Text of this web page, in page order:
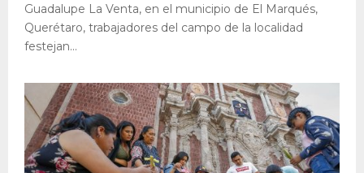
Guadalupe La Venta, en el municipio de El Marqués,
Querétaro, trabajadores del campo de la localidad
festejan...